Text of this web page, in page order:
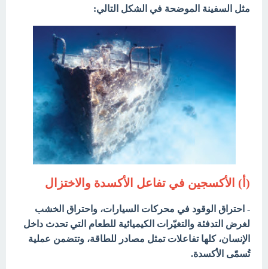
مثل السفينة الموضحة في الشكل التالي:
(أ) الأكسجين في تفاعل الأكسدة والاختزال
- احتراق الوقود في محركات السيارات، واحتراق الخشب
لغرض التدفئة والتغيّرات الكيميائية للطعام التي تحدث داخل
الإنسان، كلها تفاعلات تمثل مصادر للطاقة، وتتضمن عملية
تُسمّى الأكسدة.